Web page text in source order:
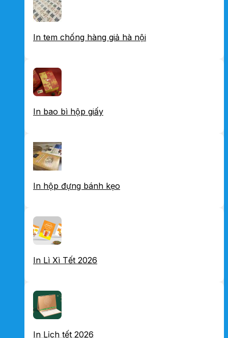
In tem chống hàng giả hà nội
In bao bì hộp giấy
In hộp đựng bánh kẹo
In Lì Xì Tết 2026
In Lịch tết 2026